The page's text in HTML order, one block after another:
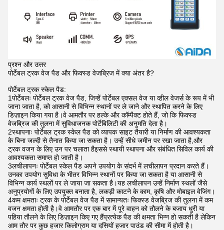
प्रश्न और उत्तर
पोर्टेबल ट्रक वेज पैड और फिक्स्ड वेजब्रिज में क्या अंतर है?
पोर्टेबल ट्रक स्केल पैड:
1पोर्टेबलः पोर्टेबल ट्रक वेज पैड, जिन्हें पोर्टेबल एक्सल वेज या व्हील वेजर्स के रूप में भी
जाना जाता है, को आसानी से विभिन्न स्थानों पर ले जाने और स्थापित करने के लिए
डिज़ाइन किया गया है।वे आमतौर पर हल्के और कॉम्पैक्ट होते हैं, जो कि फिक्स्ड
वेजब्रिज की तुलना में सुविधाजनक पोर्टेबिलिटी की अनुमति देता है।
2स्थापनाः पोर्टेबल ट्रक स्केल पैड को व्यापक साइट तैयारी या निर्माण की आवश्यकता
के बिना जल्दी से तैनात किया जा सकता है। उन्हें सीधे जमीन पर रखा जाता है,और
ट्रक वजन के लिए उन पर चलाता हैइससे स्थायी स्थापना और संबंधित सिविल कार्य की
आवश्यकता समाप्त हो जाती है।
3लचीलापनः पोर्टेबल स्केल पैड अपने उपयोग के संदर्भ में लचीलापन प्रदान करते हैं।
उनका उपयोग सुविधा के भीतर विभिन्न स्थानों पर किया जा सकता है या आसानी से
विभिन्न कार्य स्थलों पर ले जाया जा सकता है।यह लचीलापन उन्हें निर्माण स्थलों जैसे
अनुप्रयोगों के लिए उपयुक्त बनाता है, लकड़ी काटने के काम, कृषि और मोबाइल वेजिंग।
4कम क्षमताः ट्रक के पोर्टेबल वेज पैड में सामान्यतः फिक्स्ड वेजब्रिज की तुलना में कम
वजन क्षमता होती है।वे आमतौर पर एक बार में पूरे वाहन को तौलने के बजाय धुरी या
पहिया तौलने के लिए डिज़ाइन किए गए हैंप्रत्येक पैड की क्षमता भिन्न हो सकती है लेकिन
आम तौर पर कुछ हजार किलोग्राम या दसियों हजार पाउंड की सीमा में होती है।